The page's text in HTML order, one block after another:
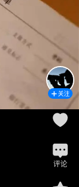
关注
评论